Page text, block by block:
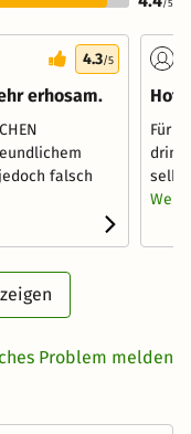
/5
4.3/5
erhosam.
falsch
Für
Problem melden